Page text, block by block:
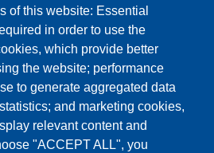
of this website: Essential
in order to use the
which provide better
the website; performance
to generate aggregated data
and marketing cookies,
relevant content and
"ACCEPT ALL", you